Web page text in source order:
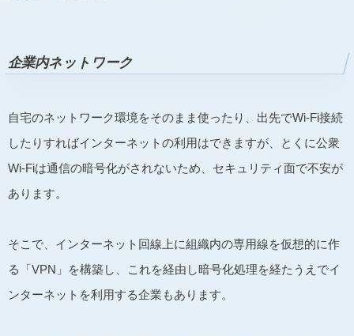
企業内ネットワーク
自宅のネットワーク環境をそのまま使ったり、出先でWi-Fi接続
したりすればインターネットの利用はできますが、とくに公衆
Wi-Fiは通信の暗号化がされないため、セキュリティ面で不安が
あります。
そこで、インターネット回線上に組織内の専用線を仮想的に作
る「VPN」を構築し、これを経由し暗号化処理を経たうえでイ
ンターネットを利用する企業もあります。